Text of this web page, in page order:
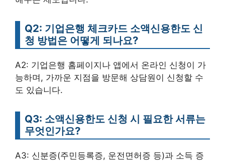
Q2: 기업은행 체크카드 소액신용한도 신
청 방법은 어떻게 되나요?
A2: 기업은행 홈페이지나 앱에서 온라인 신청이 가
능하며, 가까운 지점을 방문해 상담원이 신청할 수
도 있습니다.
Q3: 소액신용한도 신청 시 필요한 서류는
무엇인가요?
A3: 신분증(주민등록증, 운전면허증 등)과 소득 증